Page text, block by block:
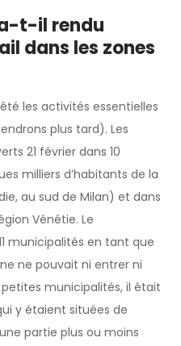
t-il rendu
dans les zones
les activités essentielles
plus tard). Les
21 février dans 10
milliers d’habitants de la
au sud de Milan) et dans
Vénétie. Le
municipalités en tant que
ne pouvait ni entrer ni
municipalités, il était
y étaient situées de
partie plus ou moins